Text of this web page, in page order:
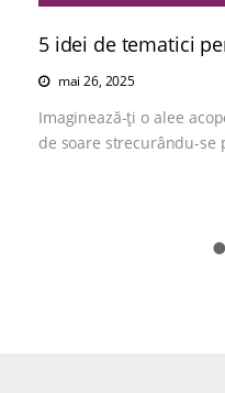
5 idei de tematici
mai 26, 2025
Imaginează-ți o alee
de soare strecurându-